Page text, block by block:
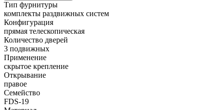
Тип фурнитуры
комплекты раздвижных систем
Конфигурация
прямая телескопическая
Количество дверей
3 подвижных
Применение
скрытое крепление
Открывание
правое
Семейство
FDS-19